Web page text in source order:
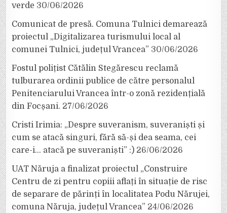
verde 30/06/2026
Comunicat de presă. Comuna Tulnici demarează
proiectul „Digitalizarea turismului local al
comunei Tulnici, județul Vrancea” 30/06/2026
Fostul polițist Cătălin Stegărescu reclamă
tulburarea ordinii publice de către personalul
Penitenciarului Vrancea într-o zonă rezidențială
din Focșani. 27/06/2026
Cristi Irimia: „Despre suveranism, suveraniști și
cum se atacă singuri, fără să-și dea seama, cei
care-i… atacă pe suveraniști” :) 26/06/2026
UAT Năruja a finalizat proiectul „Construire
Centru de zi pentru copiii aflați în situație de risc
de separare de părinți în localitatea Podu Nărujei,
comuna Năruja, județul Vrancea” 24/06/2026